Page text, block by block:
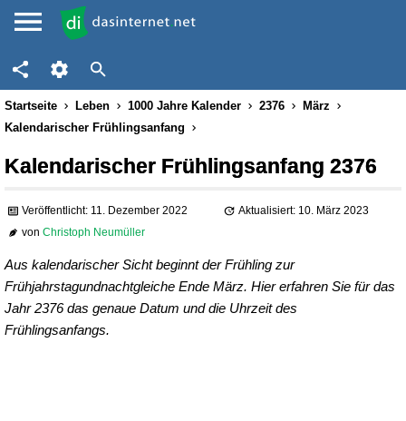
Startseite Leben 1000 Jahre Kalender 2376
März
Kalendarischer Frühlingsanfang
Kalendarischer Frühlingsanfang 2376
Veröffentlicht: 11. Dezember 2022
Aktualisiert: 10. März 2023
vonChristoph Neumüller
Aus kalendarischer Sicht beginnt der Frühling zur
Frühjahrstagundnachtgleiche Ende März. Hier erfahren Sie für das
Jahr 2376 das genaue Datum und die Uhrzeit des
Frühlingsanfangs.